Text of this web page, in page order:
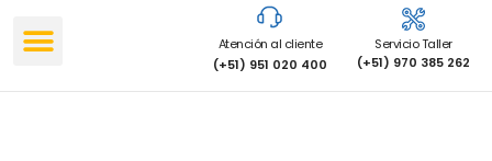
Atención al cliente
(+51) 951 020 400
Servicio Taller
(+51) 970 385 262